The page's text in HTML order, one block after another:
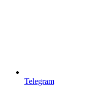
Telegram